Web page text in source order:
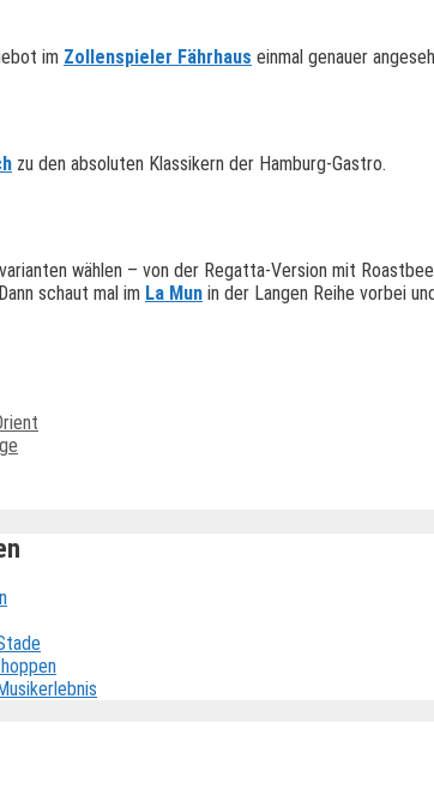
im Zollenspieler Fährhaus einmal genauer
zu den absoluten Klassikern der Hamburg-Gastro.
wählen – von der Regatta-Version mit
schaut mal im La Mun in der Langen Reihe vorbei